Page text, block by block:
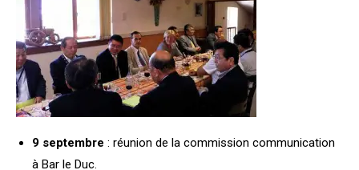
9 septembre : réunion de la commission communication
à Bar le Duc.